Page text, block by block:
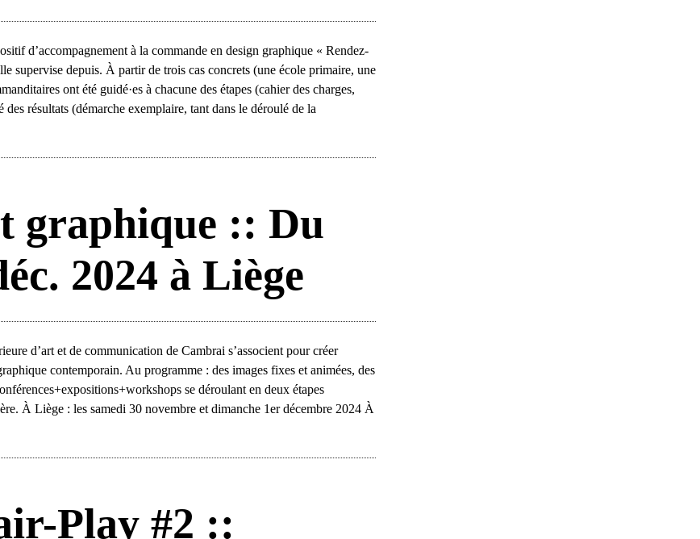
d’accompagnement à la commande en design graphique « Rendez-
supervise depuis. À partir de trois cas concrets (une école primaire, une
ont été guidé·es à chacune des étapes (cahier des charges,
résultats (démarche exemplaire, tant dans le déroulé de la
graphique :: Du
2024 à Liège
d’art et de communication de Cambrai s’associent pour créer
contemporain. Au programme : des images fixes et animées, des
se déroulant en deux étapes
À Liège : les samedi 30 novembre et dimanche 1er décembre 2024 À
Play #2 ::